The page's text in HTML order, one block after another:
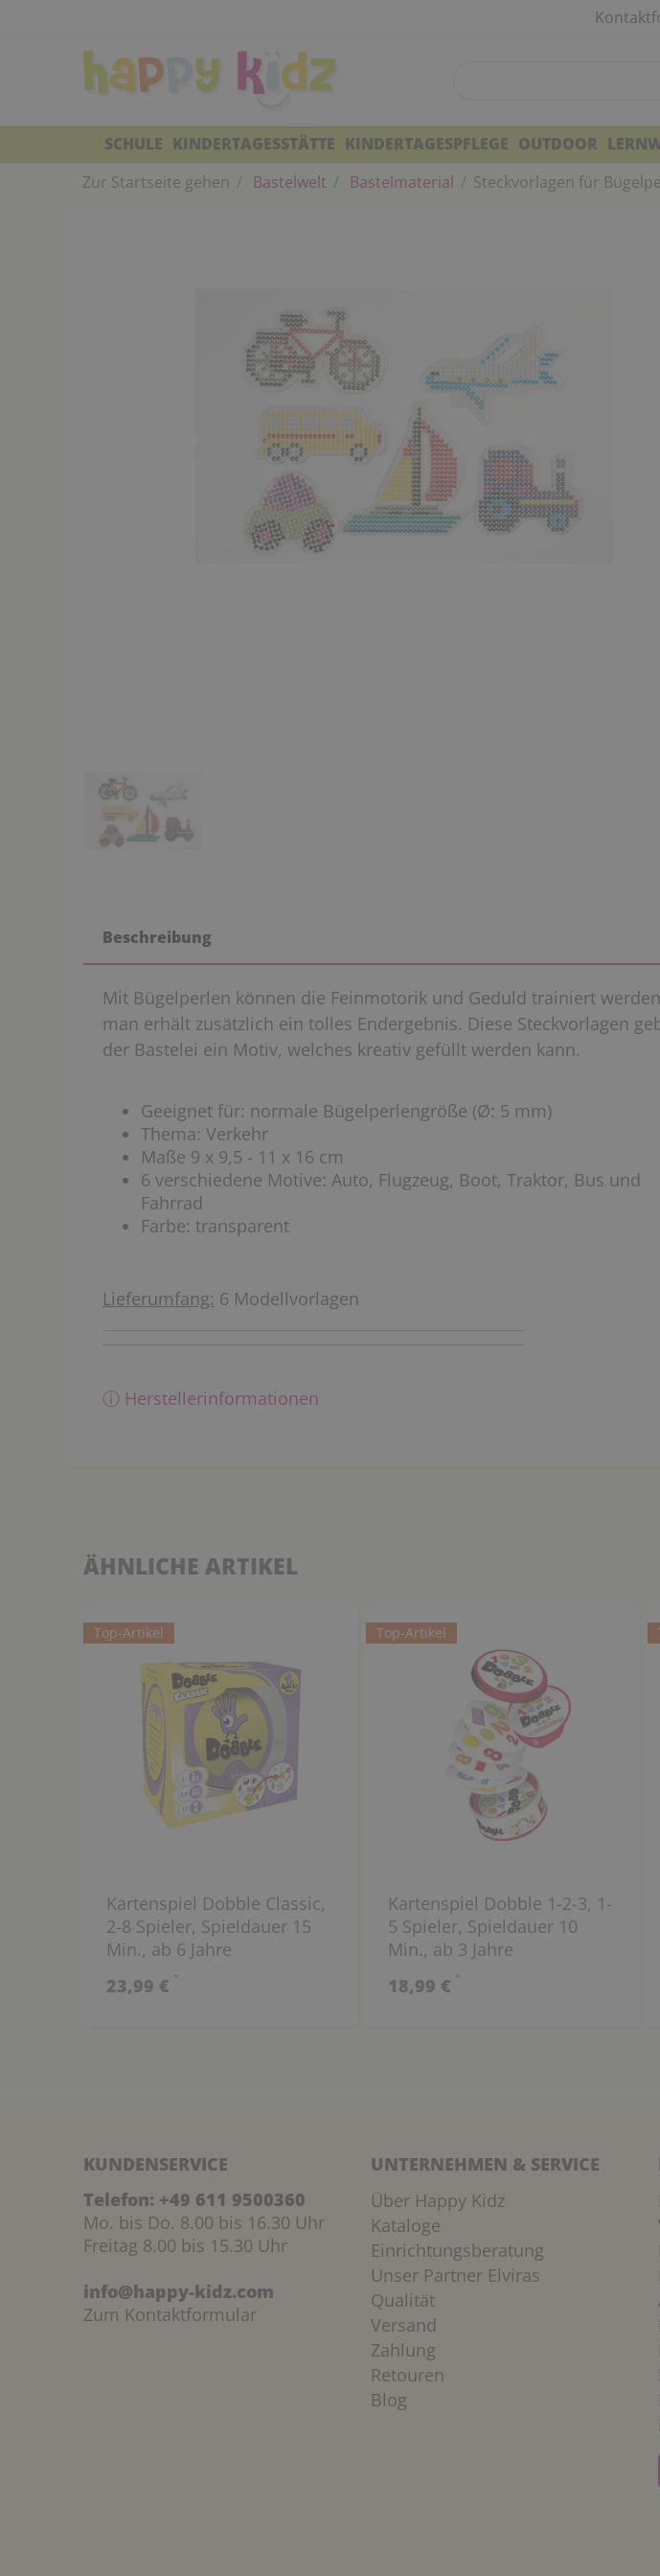
SCHULE KINDERTAGESSTÄTTE KINDERTAGESPFLEGE OUTDOOR
Zur Startseite gehen
Bastelwelt Bastelmaterial Steckvorlagen für
Beschreibung
Mit Bügelperlen können die Feinmotorik und Geduld trainiert
man erhält zusätzlich ein tolles Endergebnis. Diese Steckvorlagen
der Bastelei ein Motiv, welches kreativ gefüllt werden kann.
Geeignet für: normale Bügelperlengröße (Ø: 5 mm)
Thema: Verkehr
Maße 9 x 9,5 - 11 x 16 cm
6 verschiedene Motive: Auto, Flugzeug, Boot, Traktor, Bus und
Fahrrad
Farbe: transparent
Lieferumfang: 6 Modellvorlagen
ⓘ Herstellerinformationen
ÄHNLICHE ARTIKEL
Top-Artikel
Kartenspiel Dobble Classic,
2-8 Spieler, Spieldauer 15
Min., ab 6 Jahre
23,99 € *
Top-Artikel
Kartenspiel Dobble 1-2-3, 1-
5 Spieler, Spieldauer 10
Min., ab 3 Jahre
18,99 € *
KUNDENSERVICE
Telefon: +49 611 9500360
Mo. bis Do. 8.00 bis 16.30 Uhr
Freitag 8.00 bis 15.30 Uhr
info@happy-kidz.com
Zum Kontaktformular
UNTERNEHMEN & SERVICE
Über Happy Kidz
Kataloge
Einrichtungsberatung
Unser Partner Elviras
Qualität
Versand
Zahlung
Retouren
Blog